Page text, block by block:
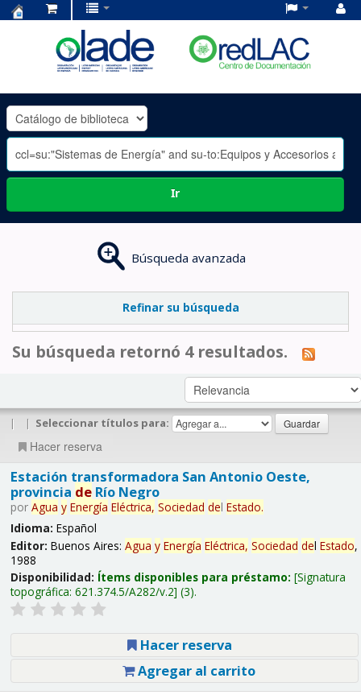
OLADE
-
Ir
Búsqueda avanzada
Refinar su búsqueda
Su búsqueda retornó 4 resultados.
| | Seleccionar títulos para:
Hacer reserva
Estación transformadora San Antonio Oeste,
provincia deRío Negro
por Agua y Energía Eléctrica, Sociedad del Estado.
Idioma: Español
Editor: Buenos Aires: Agua y Energía Eléctrica, Sociedad del Estado,
1988
Disponibilidad: Ítems disponibles para préstamo: Signatura
topográfica: 621.374.5/A282/v.2 (3).
Hacer reserva
Agregar al carrito